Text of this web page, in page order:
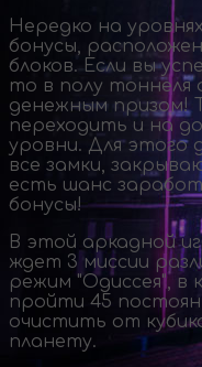
Нередко на
бонусы,
блоков. Если вы
то в полу тоннеля
денежным призом!
переходить и на
уровни. Для этого
все замки,
есть шанс
бонусы!
В этой аркадной
ждет 3 миссии
режим "Одиссея",
пройти 45
очистить от
планету.